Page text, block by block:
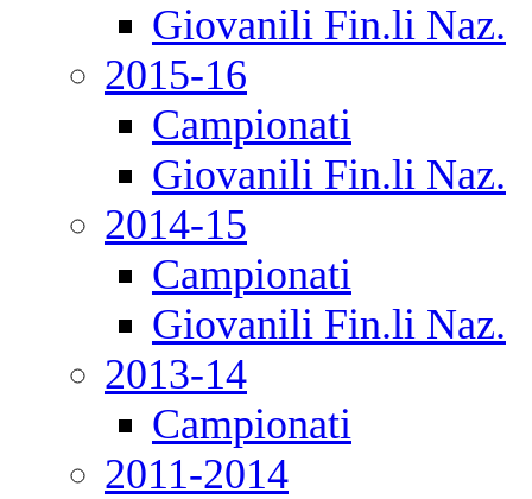
Giovanili Fin.li Naz.
2015-16
Campionati
Giovanili Fin.li Naz.
2014-15
Campionati
Giovanili Fin.li Naz.
2013-14
Campionati
2011-2014